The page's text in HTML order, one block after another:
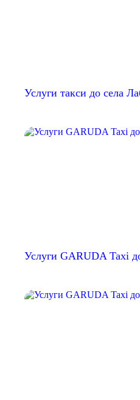
Услуги такси до села
Услуги GARUDA Taxi